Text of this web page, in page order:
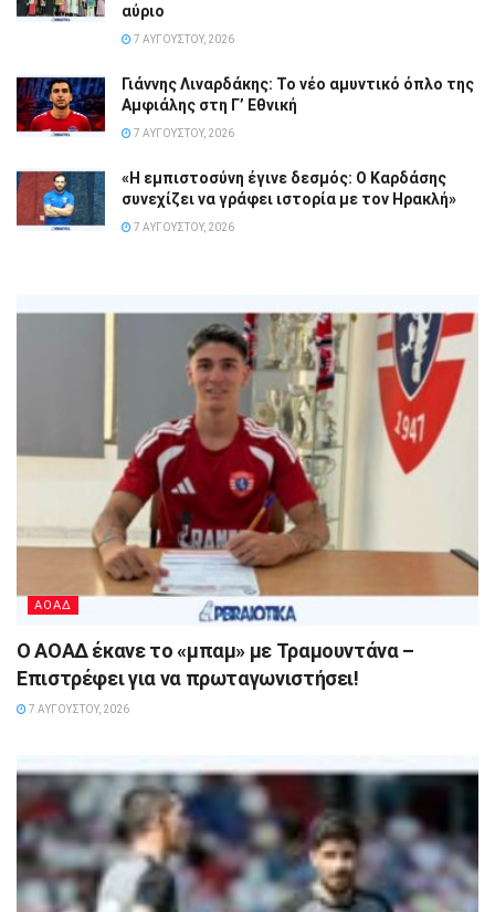
αύριο
7 ΑΥΓΟΎΣΤΟΥ, 2026
Γιάννης Λιναρδάκης: Το νέο αμυντικό όπλο της
Αμφιάλης στη Γ’ Εθνική
7 ΑΥΓΟΎΣΤΟΥ, 2026
«Η εμπιστοσύνη έγινε δεσμός: Ο Καρδάσης
συνεχίζει να γράφει ιστορία με τον Ηρακλή»
7 ΑΥΓΟΎΣΤΟΥ, 2026
ΑΟΑΔ
Ο ΑΟΑΔ έκανε το «μπαμ» με Τραμουντάνα –
Επιστρέφει για να πρωταγωνιστήσει!
7 ΑΥΓΟΎΣΤΟΥ, 2026